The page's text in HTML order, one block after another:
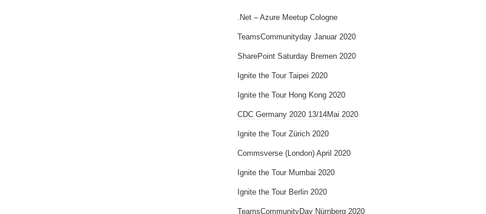
.Net – Azure Meetup Cologne
TeamsCommunityday Januar 2020
SharePoint Saturday Bremen 2020
Ignite the Tour Taipei 2020
Ignite the Tour Hong Kong 2020
CDC Germany 2020 13/14Mai 2020
Ignite the Tour Zürich 2020
Commsverse (London) April 2020
Ignite the Tour Mumbai 2020
Ignite the Tour Berlin 2020
TeamsCommunityDay Nürnberg 2020